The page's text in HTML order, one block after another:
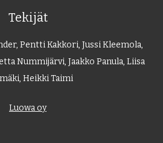
Tekijät
Pentti Kakkori, Jussi Kleemola,
Nummijärvi, Jaakko Panula, Liisa
Heikki Taimi
Luowa oy